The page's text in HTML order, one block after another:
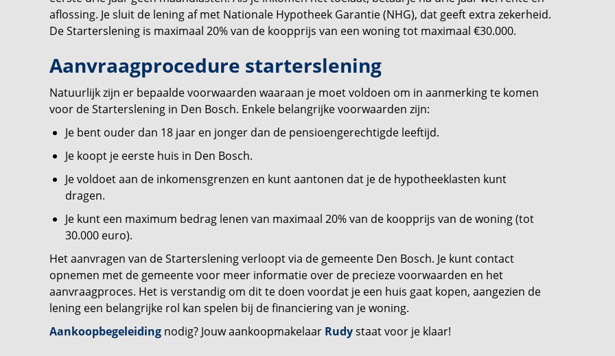
aflossing. Je sluit de lening af met Nationale Hypotheek Garantie (NHG), dat geeft extra zekerheid.
De Starterslening is maximaal 20% van de koopprijs van een woning tot maximaal €30.000.
Aanvraagprocedure starterslening
Natuurlijk zijn er bepaalde voorwaarden waaraan je moet voldoen om in aanmerking te komen
voor de Starterslening in Den Bosch. Enkele belangrijke voorwaarden zijn:
Je bent ouder dan 18 jaar en jonger dan de pensioengerechtigde leeftijd.
Je koopt je eerste huis in Den Bosch.
Je voldoet aan de inkomensgrenzen en kunt aantonen dat je de hypotheeklasten kunt
dragen.
Je kunt een maximum bedrag lenen van maximaal 20% van de koopprijs van de woning (tot
30.000 euro).
Het aanvragen van de Starterslening verloopt via de gemeente Den Bosch. Je kunt contact
opnemen met de gemeente voor meer informatie over de precieze voorwaarden en het
aanvraagproces. Het is verstandig om dit te doen voordat je een huis gaat kopen, aangezien de
lening een belangrijke rol kan spelen bij de financiering van je woning.
Aankoopbegeleiding nodig? Jouw aankoopmakelaar Rudystaat voor je klaar!